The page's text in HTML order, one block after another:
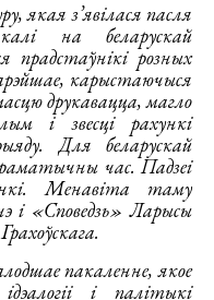
якая з’явілася пасля
на беларускай
прадстаўнікі розных
карыстаючыся
друкавацца, магло
і звесці рахункі
Для беларускай
час. Падзеі
Менавіта таму
і «Споведзь» Ларысы
пакаленне, якое
і палітыкі